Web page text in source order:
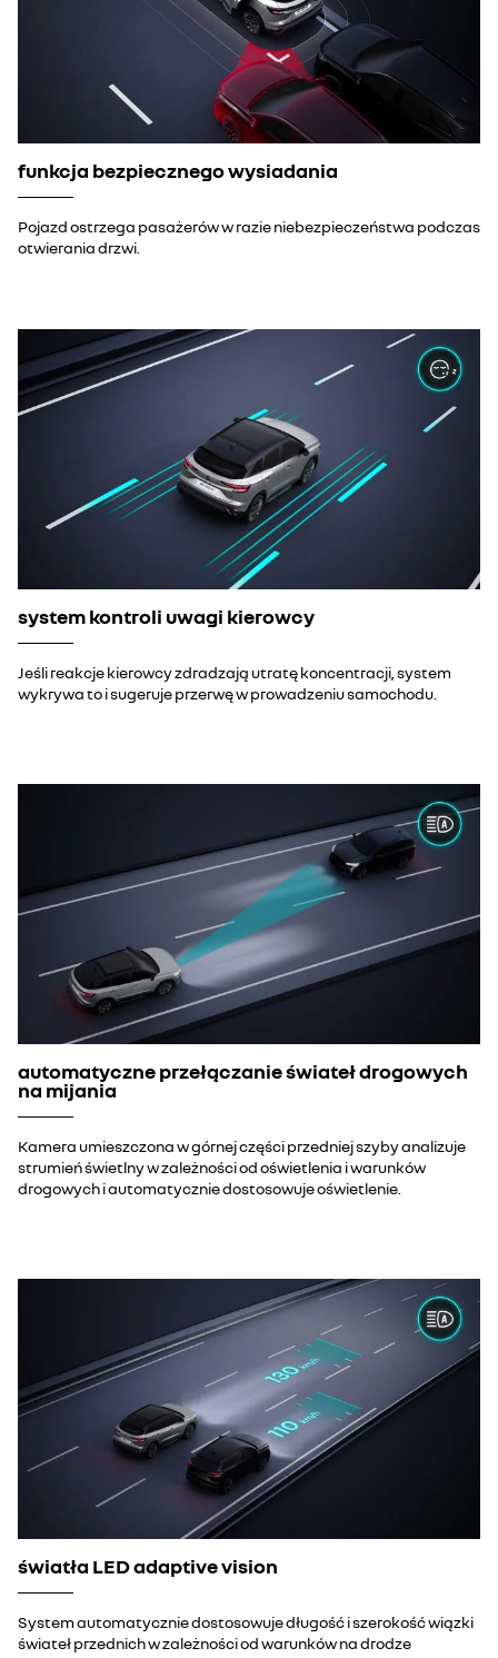
funkcja bezpiecznego wysiadania
Pojazd ostrzega pasażerów w razie niebezpieczeństwa podczas
otwierania drzwi.
system kontroli uwagi kierowcy
Jeśli reakcje kierowcy zdradzają utratę koncentracji, system
wykrywa to i sugeruje przerwę w prowadzeniu samochodu.
automatyczne przełączanie świateł drogowych
na mijania
Kamera umieszczona w górnej części przedniej szyby analizuje
strumień świetlny w zależności od oświetlenia i warunków
drogowych i automatycznie dostosowuje oświetlenie.
światła LED adaptive vision
System automatycznie dostosowuje długość i szerokość wiązki
świateł przednich w zależności od warunków na drodze